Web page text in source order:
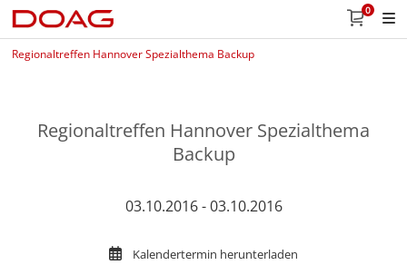
0
Regionaltreffen Hannover Spezialthema Backup
Regionaltreffen Hannover Spezialthema
Backup
03.10.2016 - 03.10.2016
Kalendertermin herunterladen